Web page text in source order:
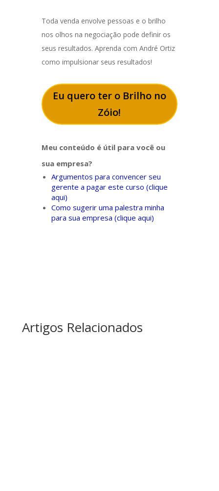
Toda venda envolve pessoas e o brilho
nos olhos na negociação pode definir os
seus resultados. Aprenda com André Ortiz
como impulsionar seus resultados!
Eu quero ter o Brilho no
Zóio!
Meu conteúdo é útil para você ou
sua empresa?
Argumentos para convencer seu
gerente a pagar este curso (clique
aqui)
Como sugerir uma palestra minha
para sua empresa (clique aqui)
Artigos Relacionados